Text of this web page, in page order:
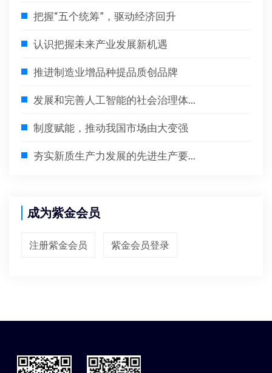
把握“五个统筹”，驱动经济回升
认识把握未来产业发展新机遇
推进制造业增品种提品质创品牌
发展和完善人工智能的社会治理体...
制度赋能，推动我国市场由大变强
夯实新质生产力发展的先进生产要...
成为紫金会员
注册紫金会员 紫金会员登录